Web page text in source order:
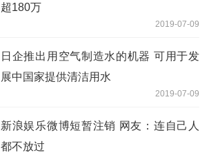
超180万
2019-07-09
日企推出用空气制造水的机器 可用于发
展中国家提供清洁用水
2019-07-09
新浪娱乐微博短暂注销 网友：连自己人
都不放过